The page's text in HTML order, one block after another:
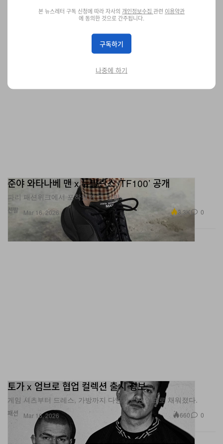
Mar 16, 2026 7.5K
신발
준야 와타나베 맨 x 뉴발란스 ‘TF100’ 공개
파리 패션위크에서 포착됐던 그 신발.
Mar 16, 2026 3.3K 0
패션
토가 x 엄브로 협업 컬렉션 출시 정보
게임 셔츠부터 드레스, 가방까지 다양한 라인업으로 채워졌다.
Mar 16, 2026 660 0
본 뉴스레터 구독 신청에 따라 자사의 개인정보수집 관련 이용약관
에 동의한 것으로 간주됩니다.
구독하기
나중에 하기